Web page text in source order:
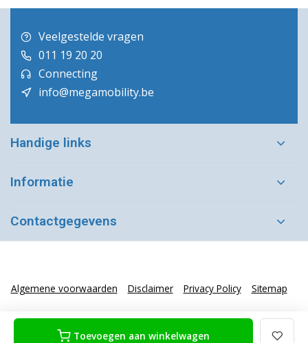
Toevoegen aan winkelwagen
Veelgestelde vragen
011 19 20 20
Connecting
info@megamobility.be
Handige links
Informatie
Contactgegevens
Algemene voorwaarden Disclaimer Privacy Policy Sitemap